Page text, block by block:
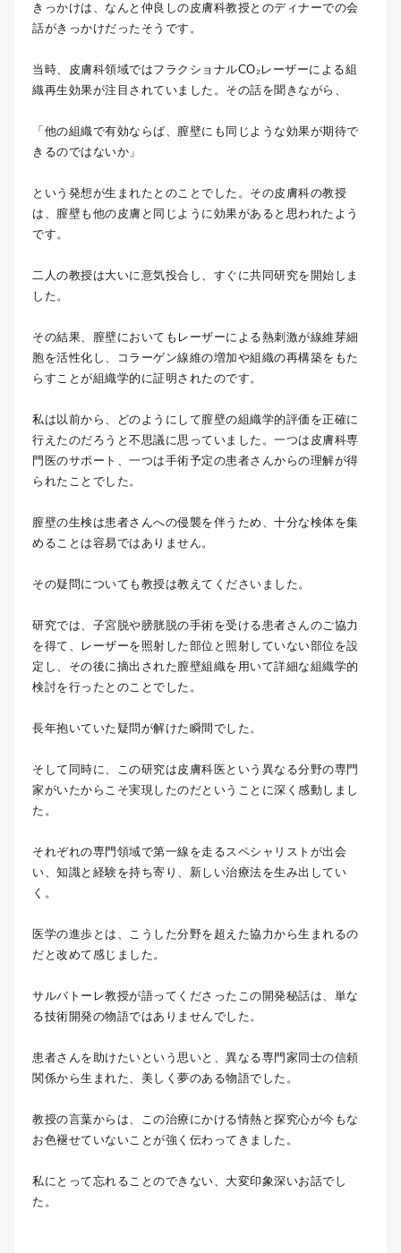
きっかけは、なんと仲良しの皮膚科教授とのディナーでの会
話がきっかけだったそうです。
当時、皮膚科領域ではフラクショナルCO₂レーザーによる組
織再生効果が注目されていました。その話を聞きながら、
「他の組織で有効ならば、膣壁にも同じような効果が期待で
きるのではないか」
という発想が生まれたとのことでした。その皮膚科の教授
は、膣壁も他の皮膚と同じように効果があると思われたよう
です。
二人の教授は大いに意気投合し、すぐに共同研究を開始しま
した。
その結果、膣壁においてもレーザーによる熱刺激が線維芽細
胞を活性化し、コラーゲン線維の増加や組織の再構築をもた
らすことが組織学的に証明されたのです。
私は以前から、どのようにして膣壁の組織学的評価を正確に
行えたのだろうと不思議に思っていました。一つは皮膚科専
門医のサポート、一つは手術予定の患者さんからの理解が得
られたことでした。
膣壁の生検は患者さんへの侵襲を伴うため、十分な検体を集
めることは容易ではありません。
その疑問についても教授は教えてくださいました。
研究では、子宮脱や膀胱脱の手術を受ける患者さんのご協力
を得て、レーザーを照射した部位と照射していない部位を設
定し、その後に摘出された膣壁組織を用いて詳細な組織学的
検討を行ったとのことでした。
長年抱いていた疑問が解けた瞬間でした。
そして同時に、この研究は皮膚科医という異なる分野の専門
家がいたからこそ実現したのだということに深く感動しまし
た。
それぞれの専門領域で第一線を走るスペシャリストが出会
い、知識と経験を持ち寄り、新しい治療法を生み出してい
く。
医学の進歩とは、こうした分野を超えた協力から生まれるの
だと改めて感じました。
サルバトーレ教授が語ってくださったこの開発秘話は、単な
る技術開発の物語ではありませんでした。
患者さんを助けたいという思いと、異なる専門家同士の信頼
関係から生まれた、美しく夢のある物語でした。
教授の言葉からは、この治療にかける情熱と探究心が今もな
お色褪せていないことが強く伝わってきました。
私にとって忘れることのできない、大変印象深いお話でし
た。